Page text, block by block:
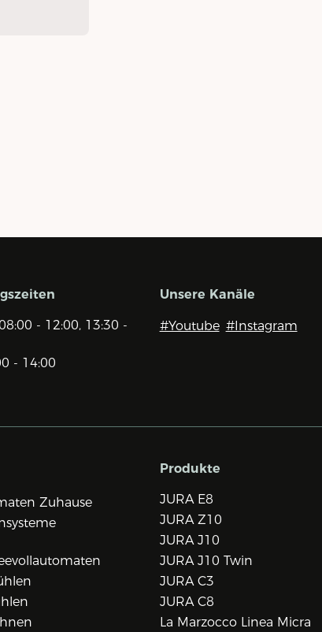
- 12:00, 13:30 -
- 14:00
Unsere Kanäle
#Youtube #Instagram
Zuhause
Produkte
JURA E8
JURA Z10
JURA J10
JURA J10 Twin
JURA C3
JURA C8
La Marzocco Linea Micra